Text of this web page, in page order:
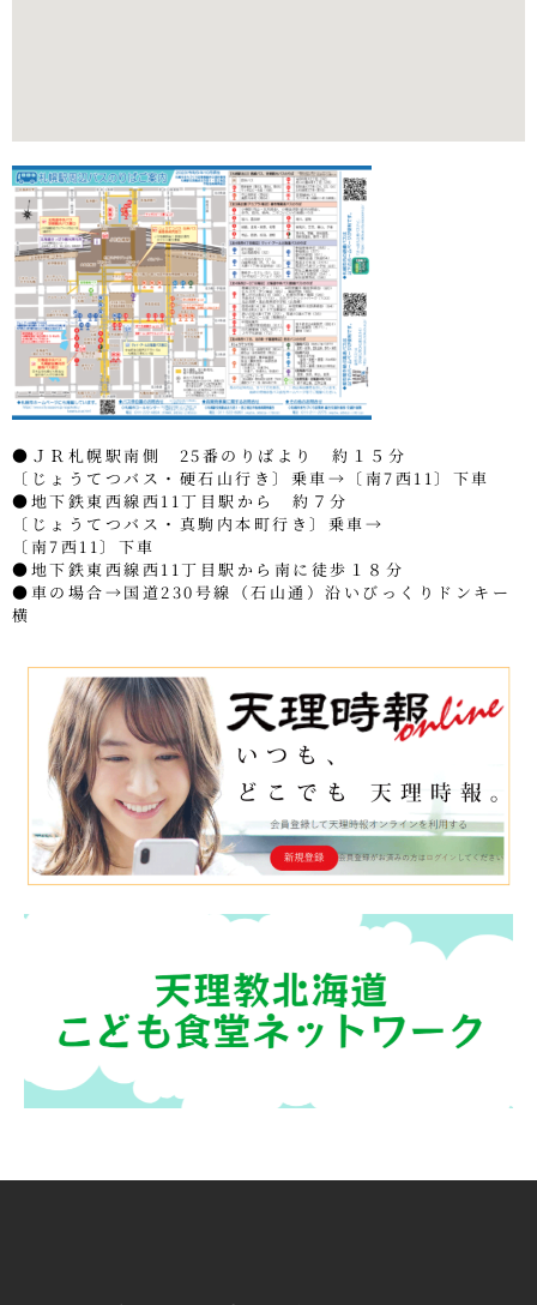
●ＪＲ札幌駅南側 25番のりばより 約１５分
〔じょうてつバス・硬石山行き〕乗車→〔南7西11〕下車
●地下鉄東西線西11丁目駅から 約７分
〔じょうてつバス・真駒内本町行き〕乗車→
〔南7西11〕下車
●地下鉄東西線西11丁目駅から南に徒歩１８分
●車の場合→国道230号線（石山通）沿いびっくりドンキー
横